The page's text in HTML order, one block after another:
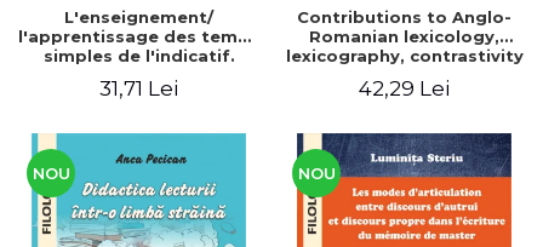
L'enseignement/
l'apprentissage des temps
simples de l'indicatif.
31,71 Lei
Contributions to Anglo-
Romanian lexicology,
lexicography, contrastivity
Resulting from reflective
42,29 Lei
NOU NOU